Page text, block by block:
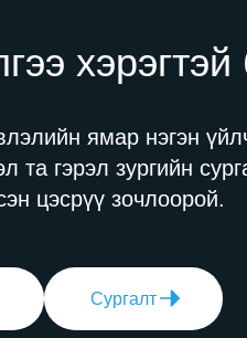
ямар нэгэн
та гэрэл зургийн
цэсрүү зочлоорой.
Сургалт